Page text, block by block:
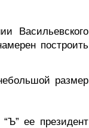
Васильевского
построить
размер
ее президент